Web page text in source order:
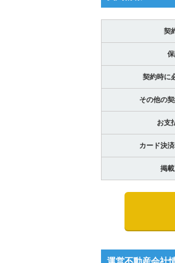
契
契約時に
その他の
お支
カード決
掲